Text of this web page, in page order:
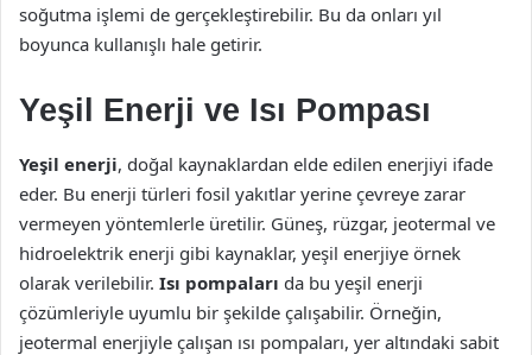
soğutma işlemi de gerçekleştirebilir. Bu da onları yıl
boyunca kullanışlı hale getirir.
Yeşil Enerji ve Isı Pompası
Yeşil enerji, doğal kaynaklardan elde edilen enerjiyi ifade
eder. Bu enerji türleri fosil yakıtlar yerine çevreye zarar
vermeyen yöntemlerle üretilir. Güneş, rüzgar, jeotermal ve
hidroelektrik enerji gibi kaynaklar, yeşil enerjiye örnek
olarak verilebilir. Isı pompaları da bu yeşil enerji
çözümleriyle uyumlu bir şekilde çalışabilir. Örneğin,
jeotermal enerjiyle çalışan ısı pompaları, yer altındaki sabit